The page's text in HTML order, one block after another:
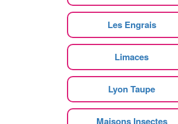
Les Engrais
Limaces
Lyon Taupe
Maisons Insectes